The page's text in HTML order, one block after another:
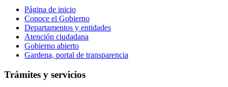
Página de inicio
Conoce el Gobierno
Departamentos y entidades
Atención ciudadana
Gobierno abierto
Gardena, portal de transparencia
Trámites y servicios